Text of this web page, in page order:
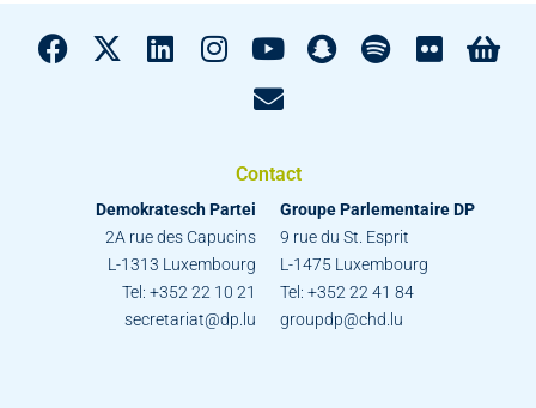
Contact
Demokratesch Partei
2A rue des Capucins
L-1313 Luxembourg
Tel: +352 22 10 21
secretariat@dp.lu
Groupe Parlementaire DP
9 rue du St. Esprit
L-1475 Luxembourg
Tel: +352 22 41 84
groupdp@chd.lu